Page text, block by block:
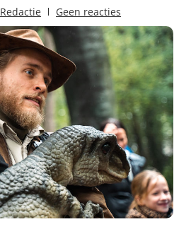
Redactie Geen reacties